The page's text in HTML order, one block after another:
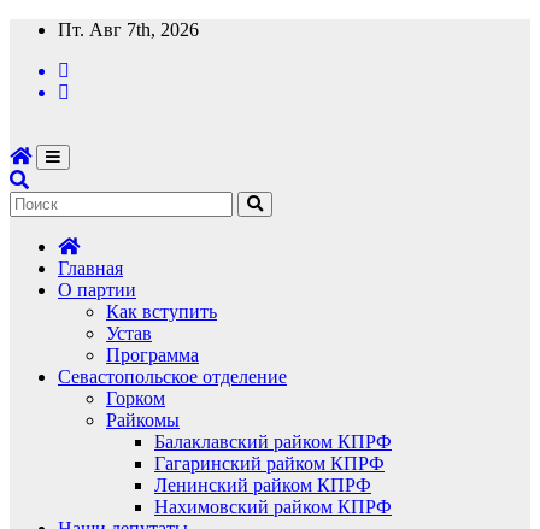
Перейти
содержимому
Пт. Авг 7th, 2026
Главная
О партии
Как вступить
Устав
Программа
Севастопольское отделение
Горком
Райкомы
Балаклавский райком КПРФ
Гагаринский райком КПРФ
Ленинский райком КПРФ
Нахимовский райком КПРФ